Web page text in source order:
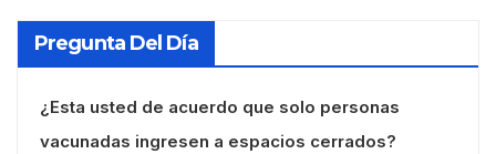
Pregunta Del Día
¿Esta usted de acuerdo que solo personas
vacunadas ingresen a espacios cerrados?